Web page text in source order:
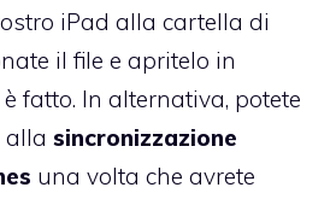
iPad alla cartella di
il file e apritelo in
fatto. In alternativa, potete
alla sincronizzazione
una volta che avrete